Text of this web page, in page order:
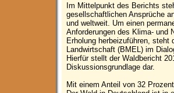
Im Mittelpunkt des Berichts
gesellschaftlichen Ansprüche
und weltweit. Um einen
Anforderungen des Klima- und
Erholung herbeizuführen, steht
Landwirtschaft (BMEL) im
Hierfür stellt der Waldbericht
Diskussionsgrundlage dar.
Mit einem Anteil von 32